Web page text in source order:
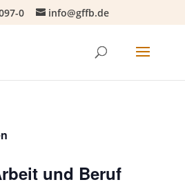
0 info@gffb.de
und Beruf